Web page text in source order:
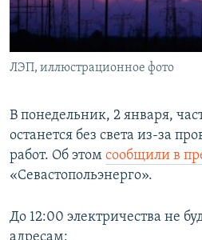
ПОБЕДИТЕЛЕЙ НЕ СУДЯТ?
ELIFBE
ПРИСОЕДИНЯЙТЕСЬ!
Все сайты RFE/RL
ЛЭП, иллюстрационное фото
В понедельник, 2 января,
останется без света из-за
работ. Об этом сообщили в
«Севастопольэнерго».
До 12:00 электричества не